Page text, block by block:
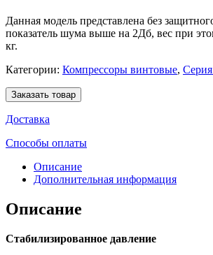
Данная модель представлена без
показатель шума выше на 2Дб, вес при
кг.
Категории: Компрессоры винтовые,
Заказать товар
Доставка
Способы оплаты
Описание
Дополнительная информация
Описание
Стабилизированное давление